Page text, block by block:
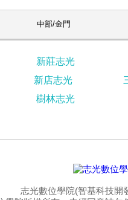
中部/金門
新莊志光
新店志光
樹林志光
志光數位學院(智基科技開